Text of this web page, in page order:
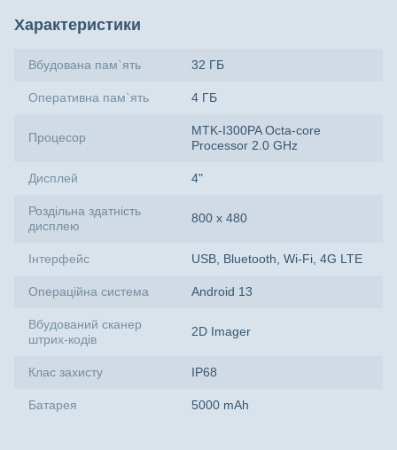
Характеристики
Вбудована пам`ять 32 ГБ
Оперативна пам`ять 4 ГБ
Процесор
MTK-I300PA Octa-core
Processor 2.0 GHz
Дисплей 4"
Роздільна здатність
дисплею
800 х 480
Інтерфейс USB, Bluetooth, Wi-Fi, 4G LTE
Операційна система Android 13
Вбудований сканер
штрих-кодів
2D Imager
Клас захисту IP68
Батарея 5000 mAh